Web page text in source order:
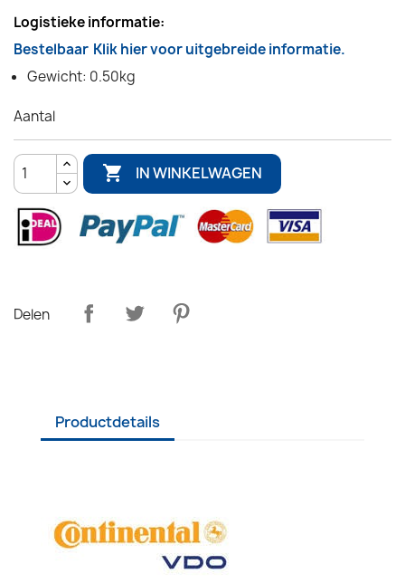
Logistieke informatie:
Bestelbaar Klik hier voor uitgebreide informatie.
Gewicht: 0.50kg
Aantal
 IN WINKELWAGEN
Delen
Productdetails